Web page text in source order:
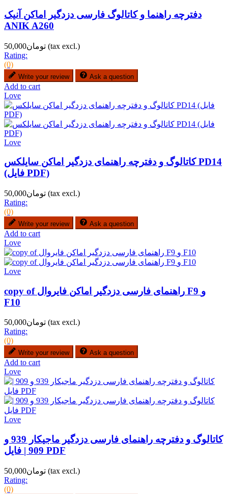
دفترچه راهنما و کاتالوگ فارسی دزدگیر اماکن آنیک
ANIK A260
تومان50,000 (tax excl.)
Rating:
(0)
Write your review Ask a question
Add to cart
Love
Love
کاتالوگ و دفترچه راهنمای دزدگیر اماکن سایلکس PD14
(فایل PDF)
تومان50,000 (tax excl.)
Rating:
(0)
Write your review Ask a question
Add to cart
Love
Love
copy of راهنمای فارسی دزدگیر اماکن فایروال F9 و
F10
تومان50,000 (tax excl.)
Rating:
(0)
Write your review Ask a question
Add to cart
Love
Love
کاتالوگ و دفترچه راهنمای فارسی دزدگیر ماجیکار 939 و
909 | فایل PDF
تومان50,000 (tax excl.)
Rating:
(0)